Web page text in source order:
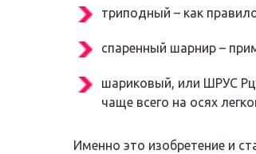
триподный – как
спаренный шарнир –
шариковый, или ШРУС
чаще всего на осях
Именно это изобретение и